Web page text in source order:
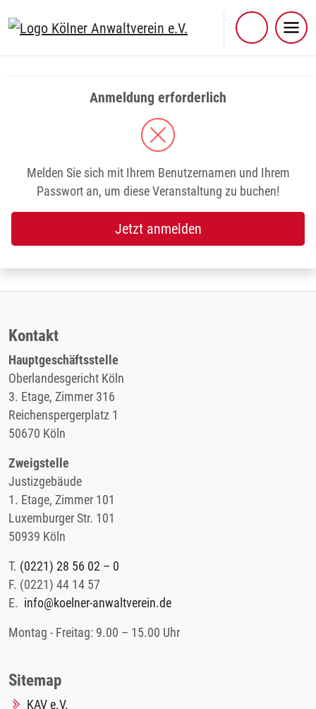
Anmeldung erforderlich
Melden Sie sich mit Ihrem Benutzernamen und Ihrem
Passwort an, um diese Veranstaltung zu buchen!
Jetzt anmelden
Kontakt
Hauptgeschäftsstelle
Oberlandesgericht Köln
3. Etage, Zimmer 316
Reichenspergerplatz 1
50670 Köln
Zweigstelle
Justizgebäude
1. Etage, Zimmer 101
Luxemburger Str. 101
50939 Köln
T. (0221) 28 56 02 – 0
F. (0221) 44 14 57
E. info@koelner-anwaltverein.de
Montag - Freitag: 9.00 – 15.00 Uhr
Sitemap
KAV e.V.